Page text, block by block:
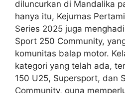
diluncurkan di Mandalika
hanya itu, Kejurnas
Series 2025 juga
Sport 250 Community,
komunitas balap motor.
kategori yang telah ada,
150 U25, Supersport, dan
Community, guna